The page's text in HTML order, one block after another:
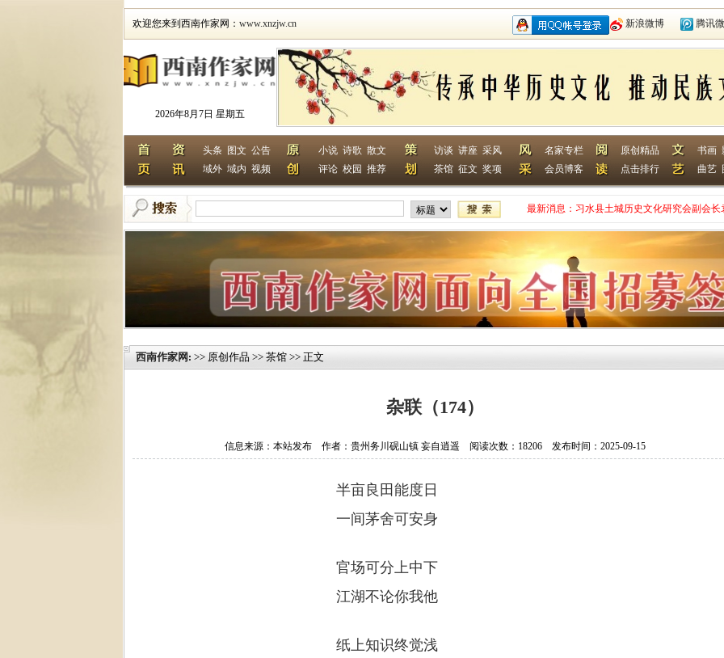
欢迎您来到西南作家网： www.xnzjw.cn 新浪微博 腾讯
2026年8月7日 星期五
头条 图文 公告
域外 域内 视频
小说 诗歌 散文
评论 校园 推荐
访谈 讲座 采风
茶馆 征文 奖项
名家专栏
会员博客
原创精品
点击排行
书画
曲艺
最新消息： 习水县土城历史文化研究会副会
贵州省毕节作家何翌勋签约西南作
“战友拉手·同创戎耀”首次沙龙活
贵州省纪实文学学会作家走进湄潭
江苏淮安作家张成签约西南作家网
抗日老兵银发闪亮 107岁壮心不已
中国作协会员、重庆作家高兴明签
西南作家网 : >> 原创作品 >> 茶馆 >> 正文
杂联（174）
信息来源：本站发布 作者：贵州务川砚山镇 妄自逍遥 阅读次数：18206 发布时间：2025-09-15
半亩良田能度日
一间茅舍可安身
官场可分上中下
江湖不论你我他
纸上知识终觉浅